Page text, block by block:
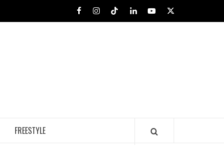
FacebookInstagram
TiktokLinkedInYoutube
X
FREESTYLE